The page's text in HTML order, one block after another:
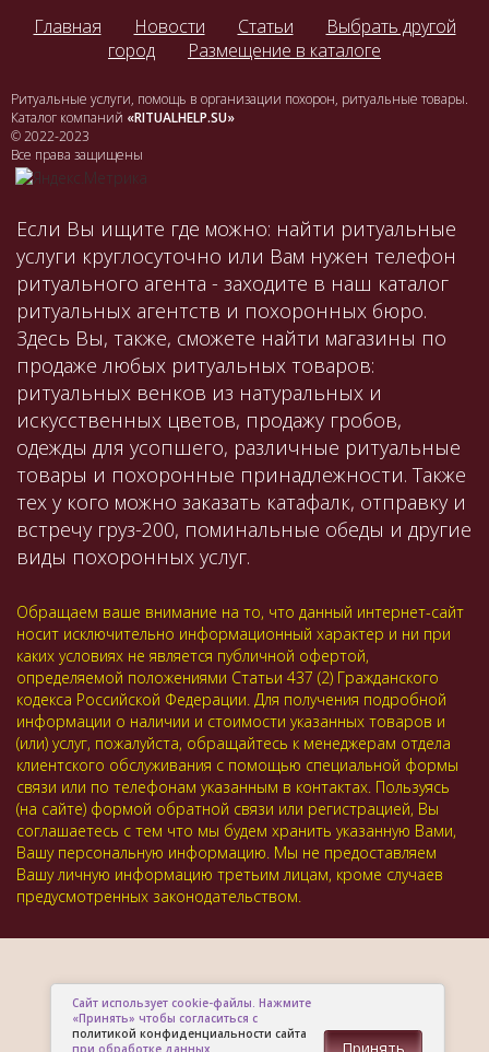
Главная Новости Статьи
Выбрать другой
город
Размещение в каталоге
Ритуальные услуги, помощь в организации похорон, ритуальные товары.
Каталог компаний «RITUALHELP.SU»
© 2022-2023
Все права защищены
Если Вы ищите где можно: найти ритуальные
услуги круглосуточно или Вам нужен телефон
ритуального агента - заходите в наш каталог
ритуальных агентств и похоронных бюро.
Здесь Вы, также, сможете найти магазины по
продаже любых ритуальных товаров:
ритуальных венков из натуральных и
искусственных цветов, продажу гробов,
одежды для усопшего, различные ритуальные
товары и похоронные принадлежности. Также
тех у кого можно заказать катафалк, отправку и
встречу груз-200, поминальные обеды и другие
виды похоронных услуг.
Обращаем ваше внимание на то, что данный интернет-сайт
носит исключительно информационный характер и ни при
каких условиях не является публичной офертой,
определяемой положениями Статьи 437 (2) Гражданского
кодекса Российской Федерации. Для получения подробной
информации о наличии и стоимости указанных товаров и
(или) услуг, пожалуйста, обращайтесь к менеджерам отдела
клиентского обслуживания с помощью специальной формы
связи или по телефонам указанным в контактах. Пользуясь
(на сайте) формой обратной связи или регистрацией, Вы
соглашаетесь с тем что мы будем хранить указанную Вами,
Вашу персональную информацию. Мы не предоставляем
Вашу личную информацию третьим лицам, кроме случаев
предусмотренных законодательством.
Сайт использует cookie-файлы. Нажмите
«Принять» чтобы согласиться с
политикой конфиденциальности сайта
при обработке данных.